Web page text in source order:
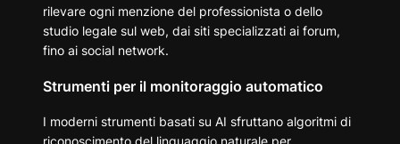
rilevare ogni menzione del professionista o dello
studio legale sul web, dai siti specializzati ai forum,
fino ai social network.
Strumenti per il monitoraggio automatico
I moderni strumenti basati su AI sfruttano algoritmi di
riconoscimento del linguaggio naturale per